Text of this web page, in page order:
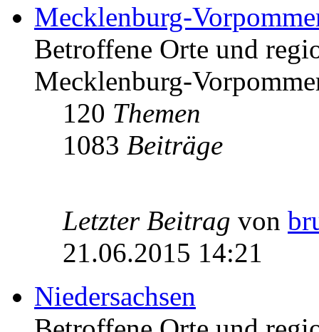
Mecklenburg-
Betroffene Orte und
Mecklenburg-
120 Themen
1083 Beiträge
Letzter Beitrag von
21.06.2015 14:21
Niedersachsen